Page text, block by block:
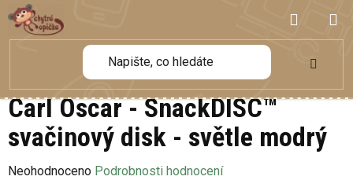
Přejít
na
obsah
KOŠÍK
Carl Oscar - SnackDISC™
svačinový disk - světle modrý
Průměrné
Neohodnoceno Podrobnosti hodnocení